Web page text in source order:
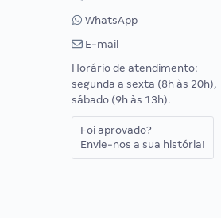
WhatsApp
E-mail
Horário de atendimento:
segunda a sexta (8h às 20h),
sábado (9h às 13h).
Foi aprovado?
Envie-nos a sua história!